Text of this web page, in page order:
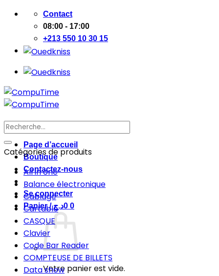
Passer
contenu
Contact
08:00 - 17:00
+213 550 10 30 15
Page d’accueil
Boutique
Contactez-nous
Se connecter
Panier /
0د.ج 0
Votre panier est vide.
Recherche
pour :
Catégories de produits
All in one
Balance électronique
Cablage
Cartable
CASQUE
Clavier
Code Bar Reader
COMPTEUSE DE BILLETS
Data show